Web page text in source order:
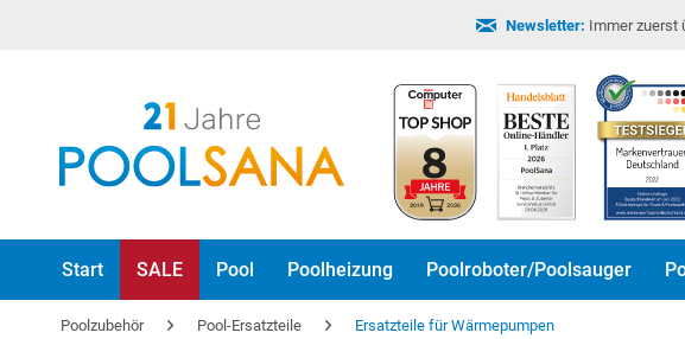
Newsletter: Immer zuerst
Start SALE Pool Poolheizung Poolroboter/Poolsauger
Poolzubehör Pool-Ersatzteile Ersatzteile für Wärmepumpen